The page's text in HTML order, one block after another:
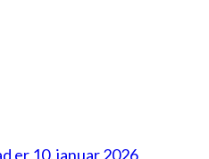
er 10. januar 2026